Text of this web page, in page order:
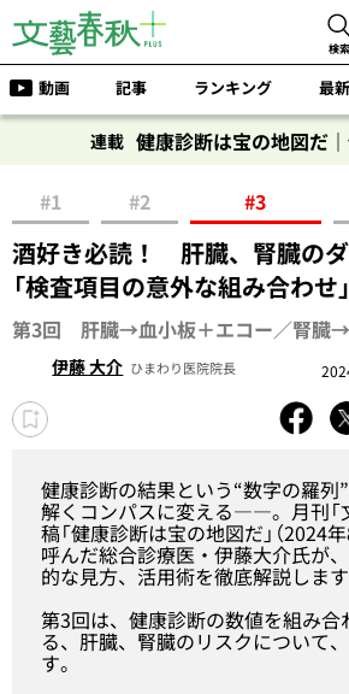
検索
動画 記事 ランキング 最
連載 健康診断は宝の地図だ
#1 #2 #3
酒好き必読！ 肝臓、腎臓の
「検査項目の意外な組み合わせ」
第3回 肝臓→血小板＋エコー／腎臓→
伊藤 大介 ひまわり医院院長
健康診断の結果という“数字の羅列
解くコンパスに変える――。月刊「
稿「健康診断は宝の地図だ」（2024
呼んだ総合診療医・伊藤大介氏が
的な見方、活用術を徹底解説します
第3回は、健康診断の数値を組み合
る、肝臓、腎臓のリスクについて
す。